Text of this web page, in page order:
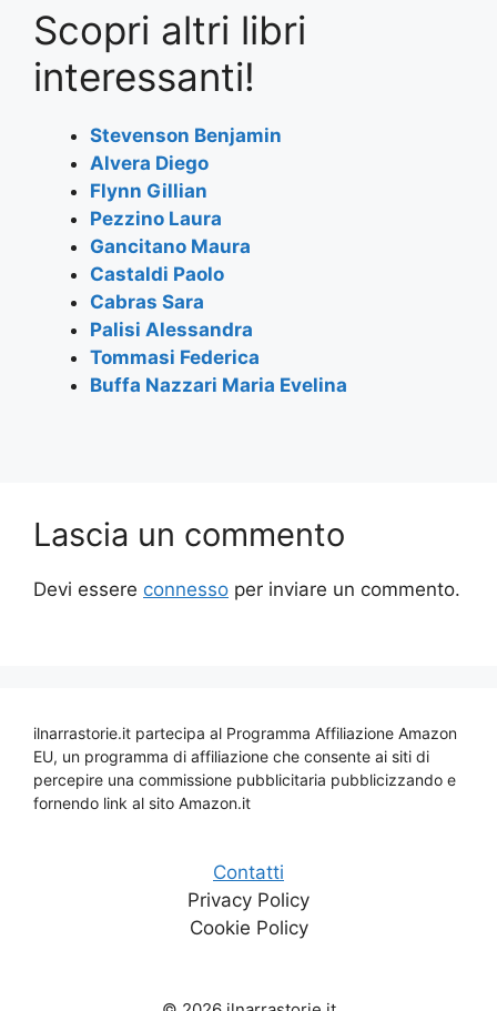
c
e
b
o
o
k
itt
er
at
s
A
p
p
e
gr
a
m
ai
l
ar
Scopri altri libri
interessanti!
Stevenson Benjamin
Alvera Diego
Flynn Gillian
Pezzino Laura
Gancitano Maura
Castaldi Paolo
Cabras Sara
Palisi Alessandra
Tommasi Federica
Buffa Nazzari Maria Evelina
Lascia un commento
Devi essere connesso per inviare un commento.
ilnarrastorie.it partecipa al Programma Affiliazione Amazon
EU, un programma di affiliazione che consente ai siti di
percepire una commissione pubblicitaria pubblicizzando e
fornendo link al sito Amazon.it
Contatti
Privacy Policy
Cookie Policy